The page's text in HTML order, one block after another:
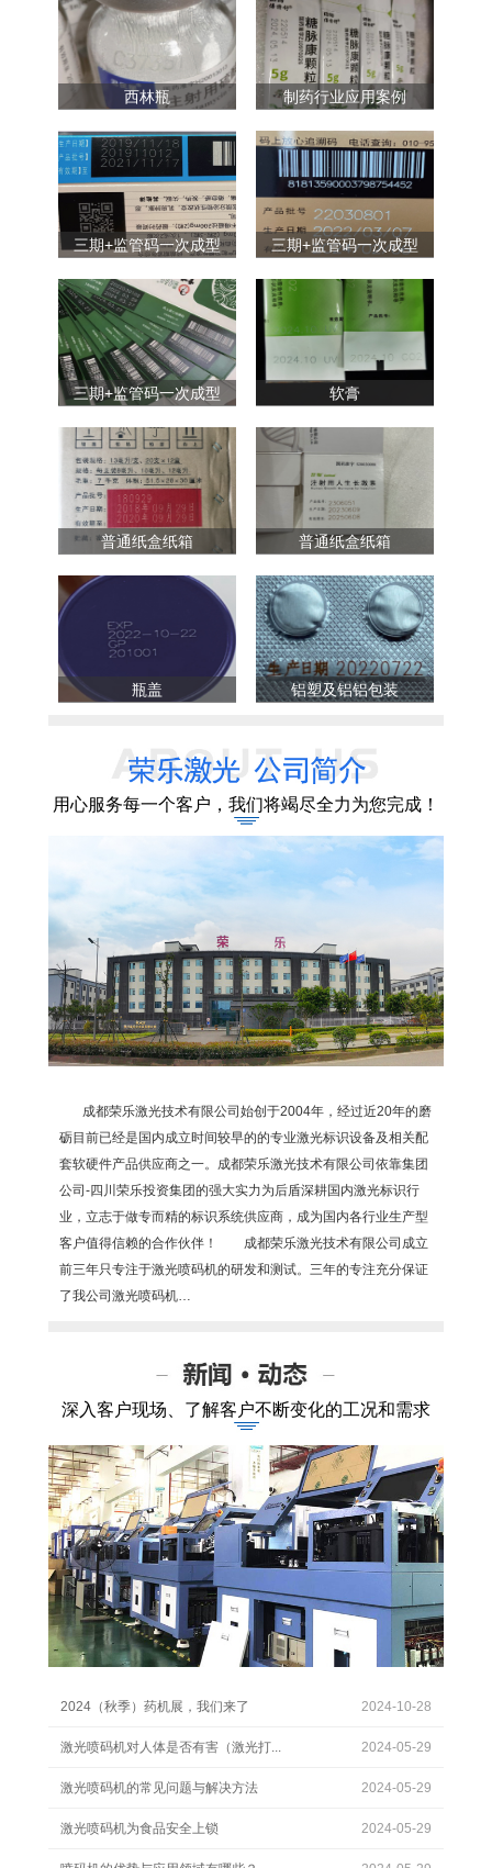
西林瓶 制药行业应用案例
三期+监管码一次成型 三期+监管码一次成型
三期+监管码一次成型 软膏
普通纸盒纸箱 普通纸盒纸箱
瓶盖 铝塑及铝铝包装
用心服务每一个客户，我们将竭尽全力为您完成！
成都荣乐激光技术有限公司始创于2004年，经过近20年的磨
砺目前已经是国内成立时间较早的的专业激光标识设备及相关配
套软硬件产品供应商之一。成都荣乐激光技术有限公司依靠集团
公司-四川荣乐投资集团的强大实力为后盾深耕国内激光标识行
业，立志于做专而精的标识系统供应商，成为国内各行业生产型
客户值得信赖的合作伙伴！ 成都荣乐激光技术有限公司成立
前三年只专注于激光喷码机的研发和测试。三年的专注充分保证
了我公司激光喷码机…
深入客户现场、了解客户不断变化的工况和需求
2024-10-28
2024（秋季）药机展，我们来了
2024-05-29
激光喷码机对人体是否有害（激光打...
2024-05-29
激光喷码机的常见问题与解决方法
2024-05-29
激光喷码机为食品安全上锁